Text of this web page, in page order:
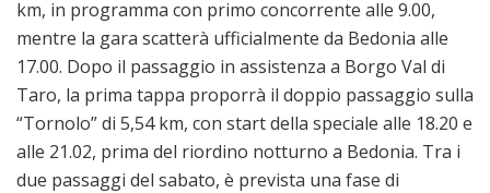
km, in programma con primo concorrente alle 9.00,
mentre la gara scatterà ufficialmente da Bedonia alle
17.00. Dopo il passaggio in assistenza a Borgo Val di
Taro, la prima tappa proporrà il doppio passaggio sulla
“Tornolo” di 5,54 km, con start della speciale alle 18.20 e
alle 21.02, prima del riordino notturno a Bedonia. Tra i
due passaggi del sabato, è prevista una fase di